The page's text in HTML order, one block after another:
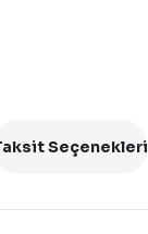
Seçenekleri